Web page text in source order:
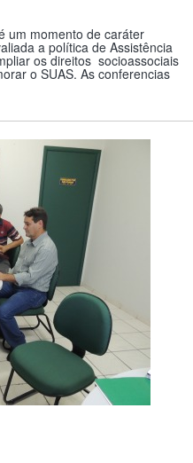
um momento de caráter
a política de Assistência
os direitos socioassociais
o SUAS. As conferencias